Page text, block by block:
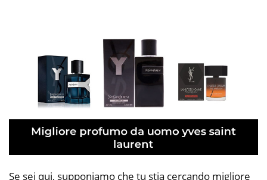
Se sei qui, supponiamo che tu stia cercando migliore